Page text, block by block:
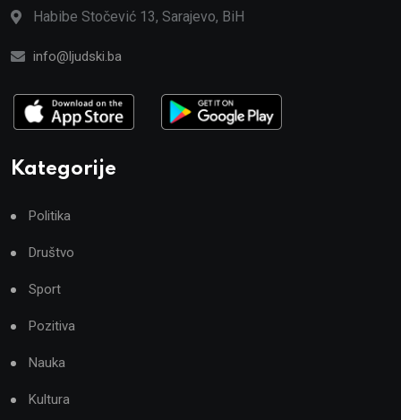
Habibe Stočević 13, Sarajevo, BiH
info@ljudski.ba
Kategorije
Politika
Društvo
Sport
Pozitiva
Nauka
Kultura